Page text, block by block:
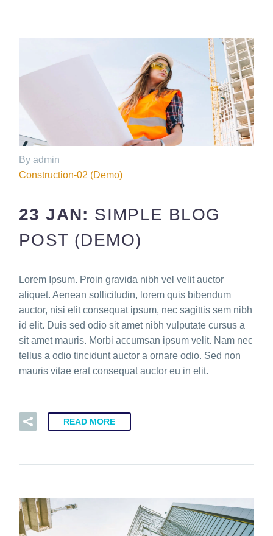
By admin
Construction-02 (Demo)
23 JAN: SIMPLE BLOG
POST (DEMO)
Lorem Ipsum. Proin gravida nibh vel velit auctor
aliquet. Aenean sollicitudin, lorem quis bibendum
auctor, nisi elit consequat ipsum, nec sagittis sem nibh
id elit. Duis sed odio sit amet nibh vulputate cursus a
sit amet mauris. Morbi accumsan ipsum velit. Nam nec
tellus a odio tincidunt auctor a ornare odio. Sed non
mauris vitae erat consequat auctor eu in elit.
READ MORE